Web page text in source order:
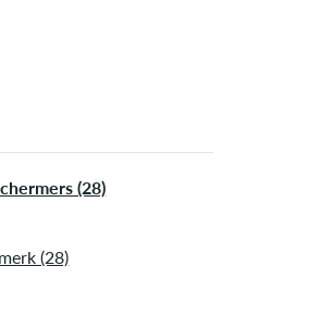
(28)
(28)